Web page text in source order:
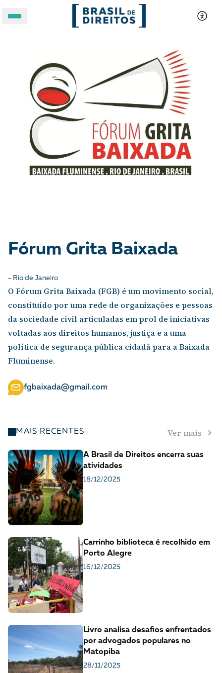
ASSUNTOS
FORMATOS
direitos humanos no Brasil. Para continuar,
esse trabalho precisa da sua doação!
Fórum Grita Baixada
- Rio de Janeiro
O Fórum Grita Baixada (FGB) é um movimento social,
constituído por uma rede de organizações e pessoas
da sociedade civil articuladas em prol de iniciativas
voltadas aos direitos humanos, justiça e a uma
política de segurança pública cidadã para a Baixada
Fluminense.
fgbaixada@gmail.com
MAIS RECENTES Ver mais
A Brasil de Direitos encerra suas
atividades
18/12/2025
Carrinho biblioteca é recolhido em
Porto Alegre
16/12/2025
Livro analisa desafios enfrentados
por advogados populares no
Matopiba
28/11/2025